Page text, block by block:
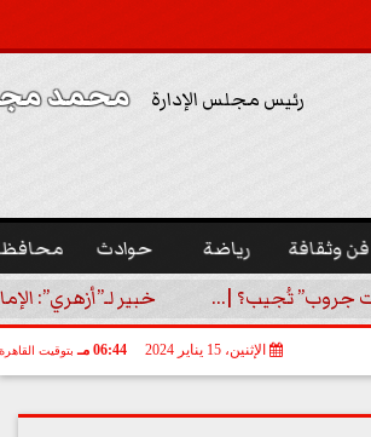
رئيس مجلس الإدارة محمد
فن وثقافة رياضة حوادث
جروب” تُجيب؟ |... خبير لـ”أزهري”:
الإثنين، 15 يناير 2024 06:44 مـ بتوقيت القاهرة